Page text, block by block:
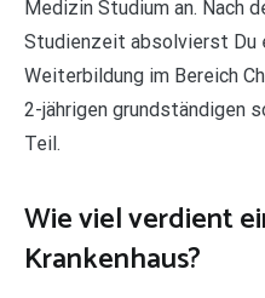
Medizin Studium an. Nach
Studienzeit absolvierst Du
Weiterbildung im Bereich
2-jährigen grundständigen
Teil.
Wie viel verdient
Krankenhaus?